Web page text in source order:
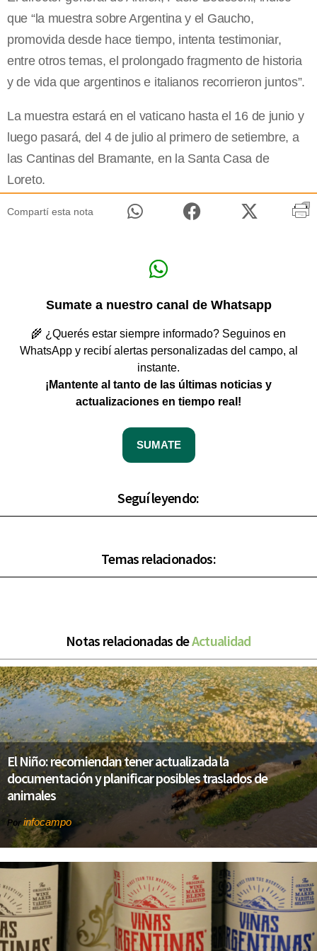
que “la muestra sobre Argentina y el Gaucho,
promovida desde hace tiempo, intenta testimoniar,
entre otros temas, el prolongado fragmento de historia
y de vida que argentinos e italianos recorrieron juntos”.
La muestra estará en el vaticano hasta el 16 de junio y
luego pasará, del 4 de julio al primero de setiembre, a
las Cantinas del Bramante, en la Santa Casa de
Loreto.
Compartí esta nota
Sumate a nuestro canal de Whatsapp
🌾 ¿Querés estar siempre informado? Seguinos en
WhatsApp y recibí alertas personalizadas del campo, al
instante.
¡Mantente al tanto de las últimas noticias y
actualizaciones en tiempo real!
SUMATE
Seguí leyendo:
Temas relacionados:
Notas relacionadas deActualidad
El Niño: recomiendan tener actualizada la
documentación y planificar posibles traslados de
animales
Porinfocampo